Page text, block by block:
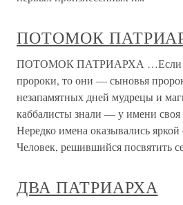
ПОТОМОК
ПОТОМОК ПАТРИАРХА …Если
пророки, то они — сыновья
незапамятных дней мудрецы и
каббалисты знали — у имени своя
Нередко имена оказывались яркой
Человек, решившийся посвятить
ДВА ПАТРИАРХА